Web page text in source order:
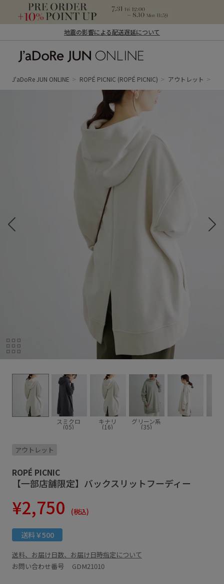
地震の影響による配送遅延について
ン オンライン）
J'aDoRe JUN ONLINE ROPÉ PICNIC (ROPÉ PICNIC) アウトレット
スミクロ
(05)
キナリ
(16)
グリーン系
(35)
アウトレット
ROPÉ PICNIC
【一部店舗限定】バックスリットフーディー
¥2,750 (税込)
送料￥500
送料、お届け日数、お届け日時指定について
お問い合わせ番号 GDM21010